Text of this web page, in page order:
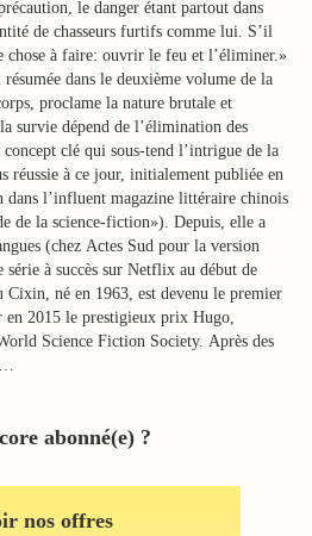
le danger étant partout dans
de chasseurs furtifs comme lui. S’il
chose à faire: ouvrir le feu et l’éliminer.»
dans le deuxième volume de la
proclame la nature brutale et
survie dépend de l’élimination des
concept clé qui sous-tend l’intrigue de la
réussie à ce jour, initialement publiée en
dans l’influent magazine littéraire chinois
de la science-fiction»). Depuis, elle a
(chez Actes Sud pour la version
à succès sur Netflix au début de
Cixin, né en 1963, est devenu le premier
en 2015 le prestigieux prix Hugo,
Science Fiction Society. Après des
abonné(e) ?
nos offres